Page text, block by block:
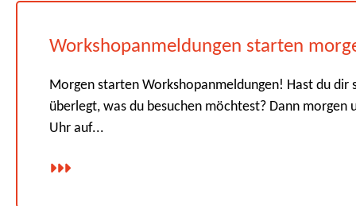
Workshopanmeldungen starten
Morgen starten Workshopanmeldungen! Hast du dir
überlegt, was du besuchen möchtest? Dann morgen
Uhr auf...